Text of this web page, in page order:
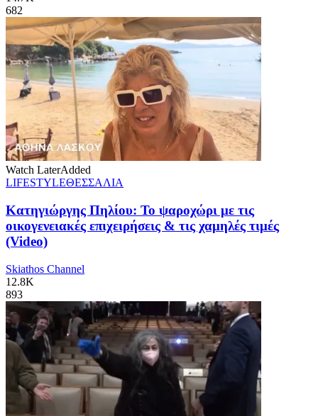
682
Watch LaterAdded
LIFESTYLEΘΕΣΣΑΛΙΑ
Κατηγιώργης Πηλίου: Το ψαροχώρι με τις
οικογενειακές επιχειρήσεις & τις χαμηλές τιμές
(Video)
Skiathos Channel
12.8K
893